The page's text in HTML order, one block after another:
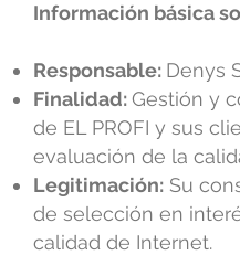
Información básica
Responsable: Denys
Finalidad:Gestión y
de EL PROFI y sus
evaluación de la
Legitimación: Su
de selección en
calidad de Internet.